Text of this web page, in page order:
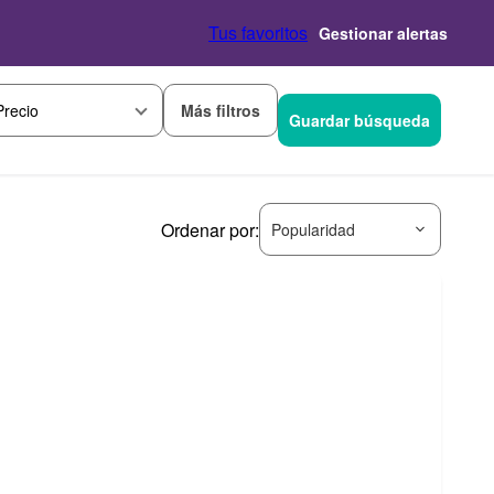
Tus favoritos Gestionar alertas
Más filtros Guardar búsqueda
Ordenar por: Popularidad